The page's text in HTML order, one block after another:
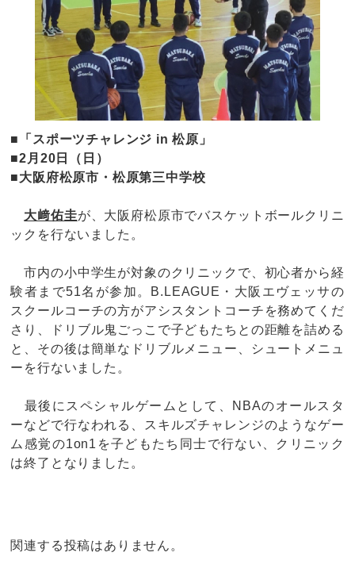
■「スポーツチャレンジ in 松原」
■2月20日（日）
■大阪府松原市・松原第三中学校
大﨑佑圭が、大阪府松原市でバスケットボールクリニ
ックを行ないました。
市内の小中学生が対象のクリニックで、初心者から経
験者まで51名が参加。B.LEAGUE・大阪エヴェッサの
スクールコーチの方がアシスタントコーチを務めてくだ
さり、ドリブル鬼ごっこで子どもたちとの距離を詰める
と、その後は簡単なドリブルメニュー、シュートメニュ
ーを行ないました。
最後にスペシャルゲームとして、NBAのオールスタ
ーなどで行なわれる、スキルズチャレンジのようなゲー
ム感覚の1on1を子どもたち同士で行ない、クリニック
は終了となりました。
関連する投稿はありません。